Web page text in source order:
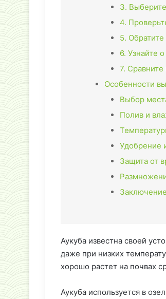
3.
4.
5.
6. Узнайте
7.
Особенности
Выбор
Полив и
Удобрение
Защита от
Заключение
Аукуба известна своей
даже при низких
хорошо растет на почвах
Аукуба используется в